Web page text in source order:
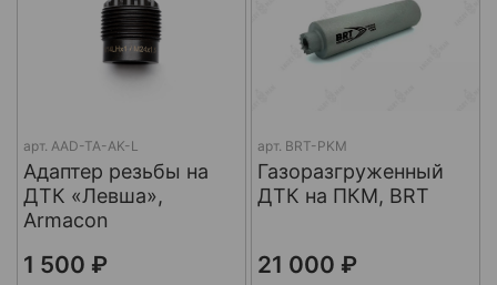
арт. AAD-TA-AK-L
Адаптер резьбы на
ДТК «Левша»,
Armacon
1 500 ₽
арт. BRT-PKM
Газоразгруженный
ДТК на ПКМ, BRT
21 000 ₽